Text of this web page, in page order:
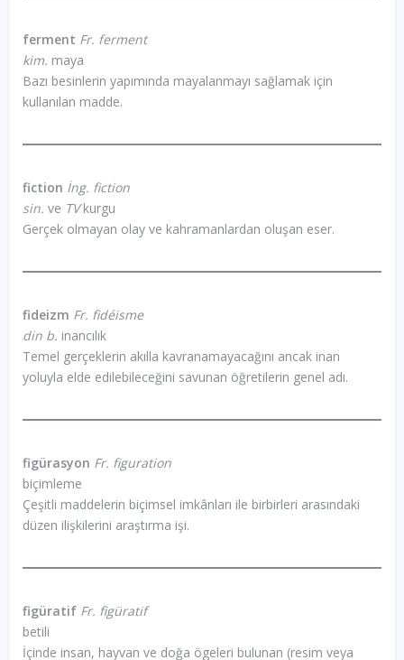
ferment Fr. ferment
kim. maya
Bazı besinlerin yapımında mayalanmayı sağlamak için
kullanılan madde.
fiction İng. fiction
sin. ve TVkurgu
Gerçek olmayan olay ve kahramanlardan oluşan eser.
fideizm Fr. fidéisme
din b. inancılık
Temel gerçeklerin akılla kavranamayacağını ancak inan
yoluyla elde edilebileceğini savunan öğretilerin genel adı.
figürasyon Fr. figuration
biçimleme
Çeşitli maddelerin biçimsel imkânları ile birbirleri arasındaki
düzen ilişkilerini araştırma işi.
figüratifFr. figüratif
betili
İçinde insan, hayvan ve doğa ögeleri bulunan (resim veya